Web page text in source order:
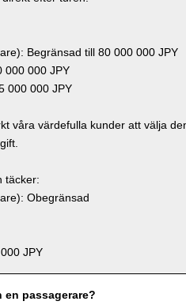
Begränsad till 80 000 000 JPY
000 000 JPY
000 000 JPY
våra värdefulla kunder att välja
täcker:
Obegränsad
JPY
passagerare?